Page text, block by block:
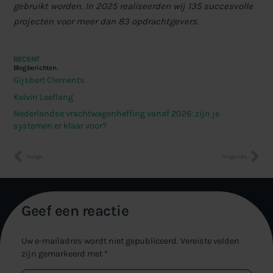
gebruikt worden. In 2025 realiseerden wij 135 succesvolle
projecten voor meer dan 83 opdrachtgevers.
RECENT
Blogberichten.
Gijsbert Clements
Kelvin Leeflang
Nederlandse vrachtwagenheffing vanaf 2026: zijn je
systemen er klaar voor?
Vorige Volgende
Geef een reactie
Uw e-mailadres wordt niet gepubliceerd. Vereiste velden
zijn gemarkeerd met *